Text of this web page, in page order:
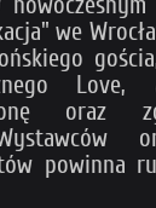
we
oraz
powinna